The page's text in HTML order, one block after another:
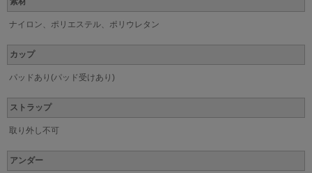
ナイロン、ポリエステル、ポリウレタン
カップ
パッドあり(パッド受けあり)
ストラップ
取り外し不可
アンダー